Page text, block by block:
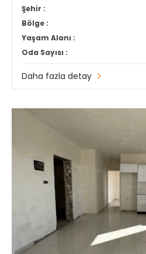
Şehir :
Bölge :
Yaşam Alanı :
Oda Sayısı :
Daha fazla detay